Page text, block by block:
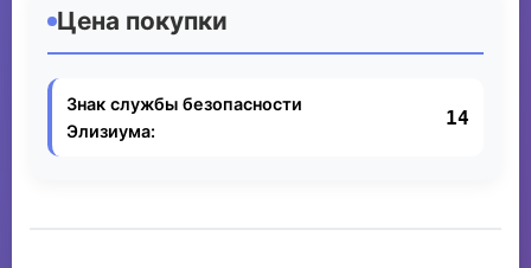
Цена покупки
Знак службы безопасности
Элизиума:
14